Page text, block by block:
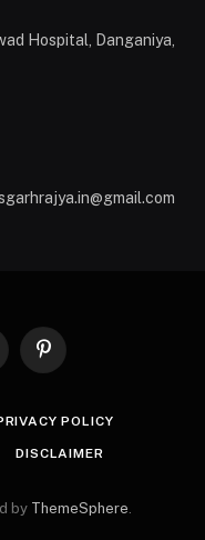
Hospital, Danganiya,
Pinterest
POLICY
DISCLAIMER
by ThemeSphere.